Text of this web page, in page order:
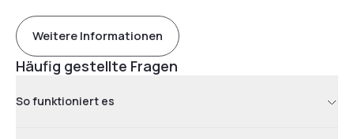
Weitere Informationen
Häufig gestellte Fragen
So funktioniert es